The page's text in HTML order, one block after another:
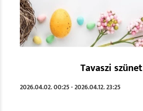
Tavaszi szünet
2026.04.02. 00:25 - 2026.04.12. 23:25